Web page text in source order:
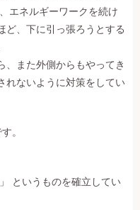
エネルギーワークを続け
ど、下に引っ張ろうとする
、また外側からもやってき
れないように対策をしてい
。
というものを確立してい